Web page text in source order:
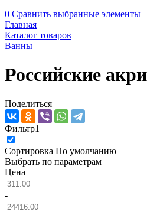
0 Сравнить выбранные элементы
Главная
Каталог товаров
Ванны
Российские
Поделиться
Фильтр1
Сортировка По умолчанию
Выбрать по параметрам
Цена
-